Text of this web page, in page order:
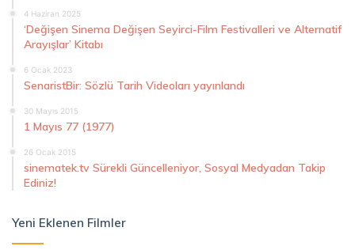
4 Haziran 2025
‘Değişen Sinema Değişen Seyirci-Film Festivalleri ve Alternatif
Arayışlar’ Kitabı
6 Ocak 2023
SenaristBir: Sözlü Tarih Videoları yayınlandı
30 Mayıs 2015
1 Mayıs 77 (1977)
26 Ocak 2015
sinematek.tv Sürekli Güncelleniyor, Sosyal Medyadan Takip
Ediniz!
Yeni Eklenen Filmler